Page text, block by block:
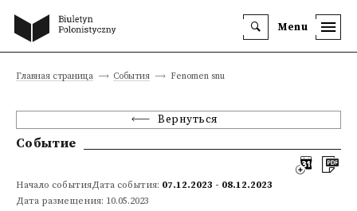
Menu
Главная страница События Fenomen snu
Вернуться
Событие
Начало событияДата события: 07.12.2023 - 08.12.2023
Дата размещения: 10.05.2023